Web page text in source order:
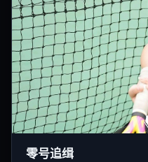
零号追缉